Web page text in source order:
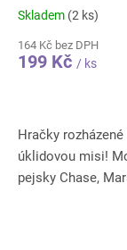
Skladem (2 ks)
164 Kč bez DPH
199 Kč / ks
Hračky
úklidovou misi!
pejsky Chase,